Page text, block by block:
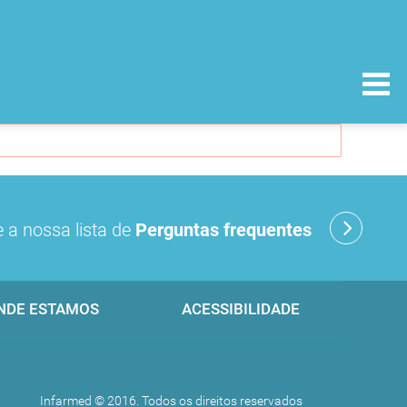
a nossa lista de Perguntas frequentes
ESTAMOS ACESSIBILIDADE
Infarmed © 2016. Todos os direitos reservados